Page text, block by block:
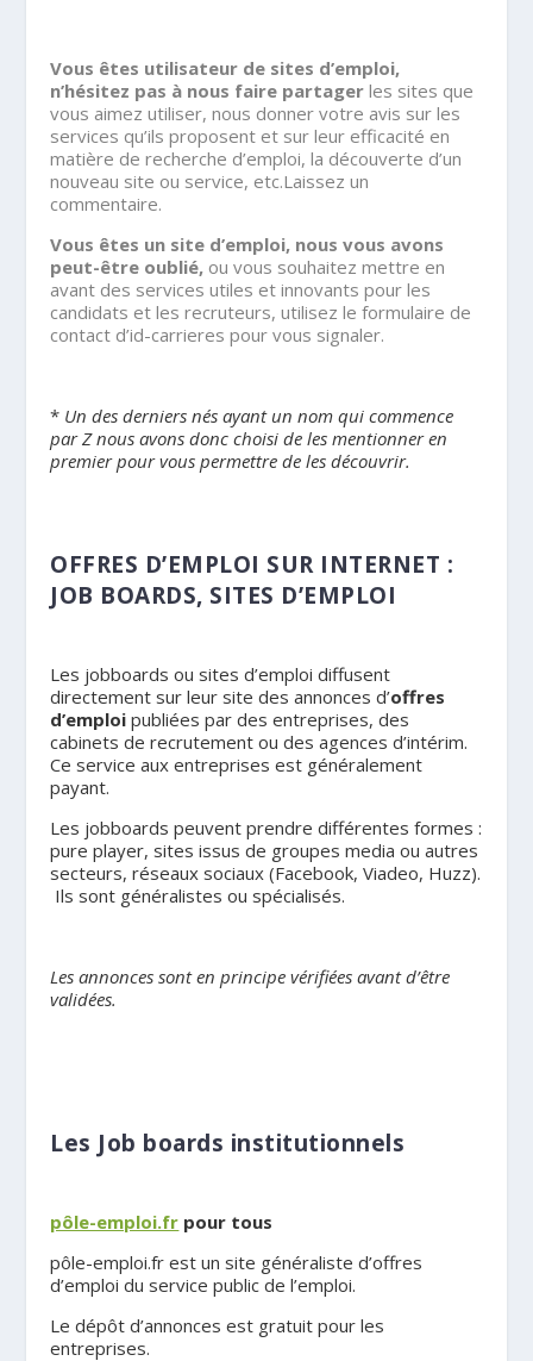
Vous êtes utilisateur de sites d’emploi,
n’hésitez pas à nous faire partager les sites que
vous aimez utiliser, nous donner votre avis sur les
services qu’ils proposent et sur leur efficacité en
matière de recherche d’emploi, la découverte d’un
nouveau site ou service, etc.Laissez un
commentaire.
Vous êtes un site d’emploi, nous vous avons
peut-être oublié, ou vous souhaitez mettre en
avant des services utiles et innovants pour les
candidats et les recruteurs, utilisez le formulaire de
contact d’id-carrieres pour vous signaler.
* Un des derniers nés ayant un nom qui commence
par Z nous avons donc choisi de les mentionner en
premierpour vous permettre de les découvrir.
OFFRES D’EMPLOI SUR INTERNET :
JOB BOARDS, SITES D’EMPLOI
Les jobboards ou sites d’emploi diffusent
directement sur leur site des annonces d’offres
d’emploi publiées par des entreprises, des
cabinets de recrutement ou des agences d’intérim.
Ce service aux entreprises est généralement
payant.
Les jobboards peuvent prendre différentes formes :
pure player, sites issus de groupes media ou autres
secteurs, réseaux sociaux (Facebook, Viadeo, Huzz).
Ils sont généralistes ou spécialisés.
Les annonces sont en principe vérifiées avant d’être
validées.
Les Job boards institutionnels
pôle-emploi.fr pour tous
pôle-emploi.fr est un site généraliste d’offres
d’emploi du service public de l’emploi.
Le dépôt d’annonces est gratuit pour les
entreprises.